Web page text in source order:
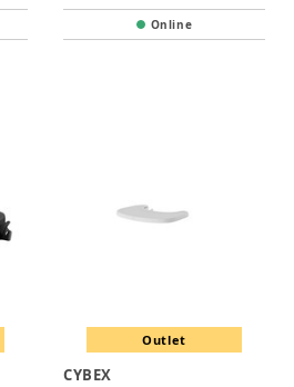
Online
Outlet
CYBEX